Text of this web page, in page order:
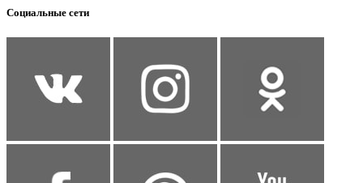
Социальные сети